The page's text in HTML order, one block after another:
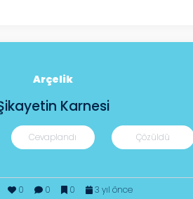
Arçelik
Karnesi
Cevaplandı Çözüldü
0 0 0 3 yıl önce